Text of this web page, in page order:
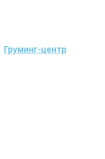
Груминг-центр